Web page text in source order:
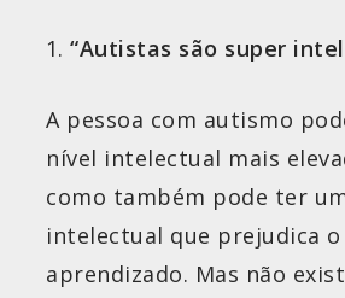
“Autistas são super
A pessoa com autismo
nível intelectual mais
como também pode ter
intelectual que prejudica o
aprendizado. Mas não